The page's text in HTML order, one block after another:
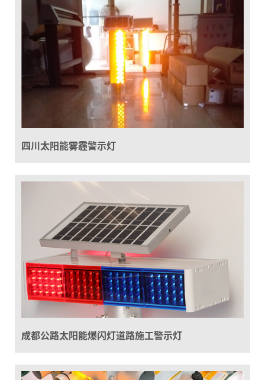
四川太阳能雾霾警示灯
成都公路太阳能爆闪灯道路施工警示灯